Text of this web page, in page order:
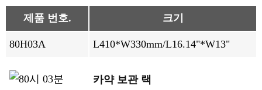
제품 번호. 크기
80H03A L410*W330mm/L16.14"*W13"
카약 보관 랙